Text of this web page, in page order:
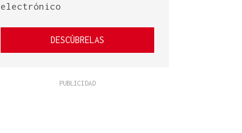
electrónico
DESCÚBRELAS